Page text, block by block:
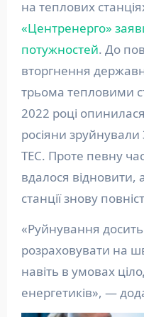
на теплових
«Центренерго»
потужностей. До
вторгнення
трьома тепловими
2022 році опинилася
росіяни зруйнували
ТЕС. Проте певну
вдалося відновити,
станції знову
«Руйнування
розраховувати на
навіть в умовах
енергетиків», —